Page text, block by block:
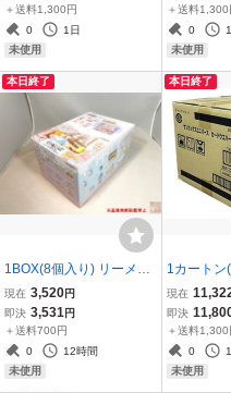
エハース』新品未開封
＋送料1,300円
0
1日
未使用
弾』★新
＋送料1,300
0
未使用
本日終了
1BOX(8個入り) リーメン
ト『LittleTwinStars PAST
EL SWEETS ROOM』新
品未開封
現在 3,520円
即決 3,531 円
＋送料700円
0
12時間
未使用
本日終了
1カートン
ーメント
ユニバー
ース』新
現在
即決
＋送料1,300
0
未使用